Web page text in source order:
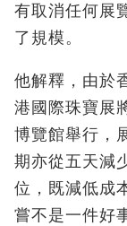
有取消任何展
了規模。
他解釋，由於
港國際珠寶展
博覽館舉行，
期亦從五天減
位，既減低成
嘗不是一件好